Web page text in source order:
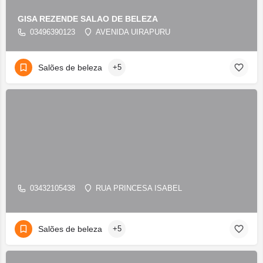
GISA REZENDE SALAO DE BELEZA
03496390123 AVENIDA UIRAPURU
Salões de beleza +5
03432105438 RUA PRINCESA ISABEL
Salões de beleza +5